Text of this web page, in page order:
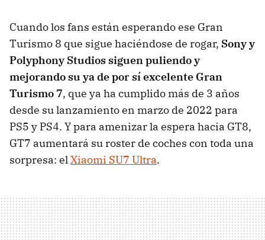
Cuando los fans están esperando ese Gran
Turismo 8 que sigue haciéndose de rogar, Sony y
Polyphony Studios siguen puliendo y
mejorando su ya de por sí excelente Gran
Turismo 7, que ya ha cumplido más de 3 años
desde su lanzamiento en marzo de 2022 para
PS5 y PS4. Y para amenizar la espera hacia GT8,
GT7 aumentará su roster de coches con toda una
sorpresa: elXiaomi SU7 Ultra.